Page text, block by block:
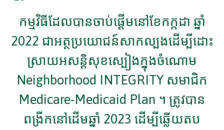
កម្មវិធីដែលបានចាប់ផ្តើមនៅខែកក្កដា ឆ្នាំ
2022 ជាអត្ថប្រយោជន៍សាកល្បងដើម្បីដោះ
ស្រាយអសន្តិសុខស្បៀងក្នុងចំណោម
Neighborhood INTEGRITY សមាជិក
Medicare-Medicaid Plan ។ ត្រូវបាន
ពង្រីកនៅដើមឆ្នាំ 2023 ដើម្បីឆ្លើយតប